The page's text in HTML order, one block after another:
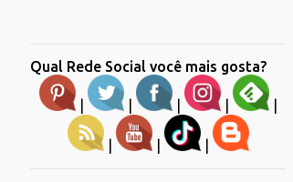
Qual Rede Social você mais gosta?
| | | | |
| | |